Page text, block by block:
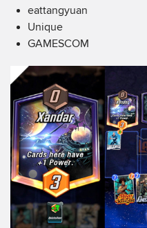
eattangyuan
Unique
GAMESCOM